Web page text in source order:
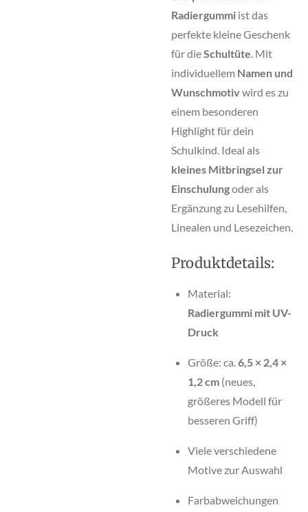
Radiergummi ist das
perfekte kleine Geschenk
für dieSchultüte . Mit
individuellem Namen und
Wunschmotivwird es zu
einem besonderen
Highlight für dein
Schulkind. Ideal als
kleines Mitbringsel zur
Einschulungoder als
Ergänzung zu Lesehilfen,
Linealen und Lesezeichen.
Produktdetails:
Material:
Radiergummi mit UV-
Druck
Größe: ca. 6,5 × 2,4 ×
1,2 cm (neues,
größeres Modell für
besseren Griff)
Viele verschiedene
Motive zur Auswahl
Farbabweichungen